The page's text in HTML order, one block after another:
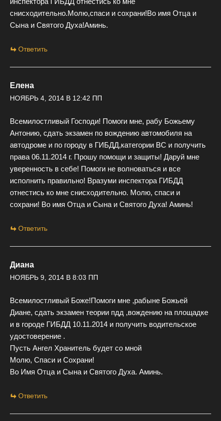
снисходительно.Молю,спаси и сохрани!Во имя Отца и
Сына и Святого Духа!Аминь.
Ответить
Елена
НОЯБРЬ 4, 2014 В 12:42 ПП
Всемилостливый Господи! Помоги мне, рабу Божьему
Антонию, сдать экзамен по вождению автомобиля на
автодроме и по городу в ГИБДД,категории ВС и получить
права 06.11.2014 г. Прошу помощи и защиты! Даруй мне
уверенность в себе! Помоги не волноваться и все
исполнить правильно! Вразуми инспектора ГИБДД
отнестись ко мне снисходительно. Молю, спаси и
сохрани! Во имя Отца и Сына и Святого Духа! Аминь!
Ответить
Диана
НОЯБРЬ 9, 2014 В 8:03 ПП
Всемилостливый Боже!Помоги мне ,рабыне Божьей
Диане, сдать экзамен теории пдд ,вождению на площадке
и в городе ГИБДД 10.11.2014 и получить водительское
удостоверение .
Пусть Ангел Хранитель будет со мной
Молю, Спаси и Сохрани!
Во Имя Отца и Сына и Святого Духа. Аминь.
Ответить